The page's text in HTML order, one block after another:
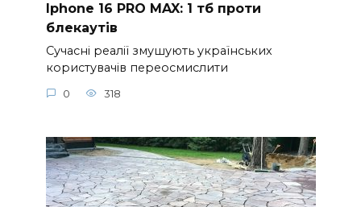
Iphone 16 PRO MAX: 1 тб проти
блекаутів
Сучасні реалії змушують українських
користувачів переосмислити
0 318